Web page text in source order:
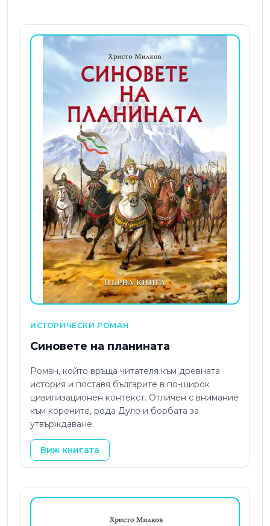
ИСТОРИЧЕСКИ РОМАН
Синовете на планината
Роман, който връща читателя към древната
история и поставя българите в по-широк
цивилизационен контекст. Отличен с внимание
към корените, рода Дуло и борбата за
утвърждаване.
Виж книгата